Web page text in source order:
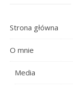
Strona główna
O mnie
Media